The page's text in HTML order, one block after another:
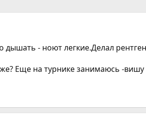
- ноют легкие.Делал
Еще на турнике занимаюсь -